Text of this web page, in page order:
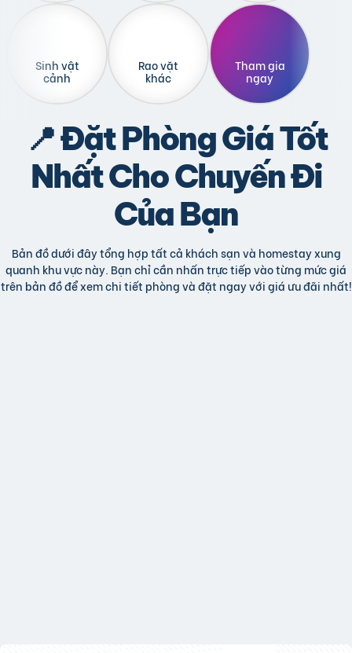
Sinh vật
cảnh
Rao vặt
khác
Tham gia
ngay
📍 Đặt Phòng Giá Tốt
Nhất Cho Chuyến Đi
Của Bạn
Bản đồ dưới đây tổng hợp tất cả khách sạn và homestay xung
quanh khu vực này. Bạn chỉ cần nhấn trực tiếp vào từng mức giá
trên bản đồ để xem chi tiết phòng và đặt ngay với giá ưu đãi nhất!